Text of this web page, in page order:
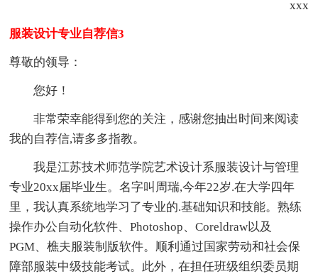
xxx
服装设计专业自荐信3
尊敬的领导：
您好！
非常荣幸能得到您的关注，感谢您抽出时间来阅读
我的自荐信,请多多指教。
我是江苏技术师范学院艺术设计系服装设计与管理
专业20xx届毕业生。名字叫周瑞,今年22岁.在大学四年
里，我认真系统地学习了专业的.基础知识和技能。熟练
操作办公自动化软件、Photoshop、Coreldraw以及
PGM、樵夫服装制版软件。顺利通过国家劳动和社会保
障部服装中级技能考试。此外，在担任班级组织委员期